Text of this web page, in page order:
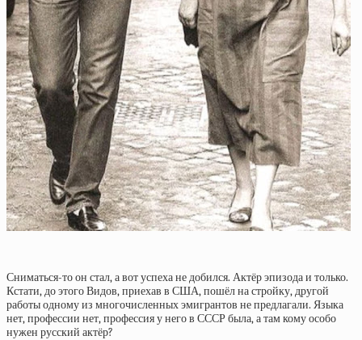
Сниматься-то он стал, а вот успеха не добился. Актёр эпизода и только.
Кстати, до этого Видов, приехав в США, пошёл на стройку, другой
работы одному из многочисленных эмигрантов не предлагали. Языка
нет, профессии нет, профессия у него в СССР была, а там кому особо
нужен русский актёр?